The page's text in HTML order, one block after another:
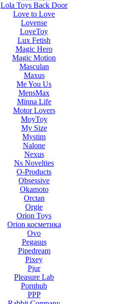
Lola Toys Back Door
Love to Love
Lovense
LoveToy
Lux Fetish
Magic Hero
Magic Motion
Masculan
Maxus
Me You Us
MensMax
Minna Life
Motor Lovers
MoyToy
My Size
Mystim
Nalone
Nexus
Ns Novelties
O-Products
Obsessive
Okamoto
Orctan
Orgie
Orion Toys
Orion косметика
Ovo
Pegasus
Pipedream
Pixey
Pjur
Pleasure Lab
Pornhub
PPP